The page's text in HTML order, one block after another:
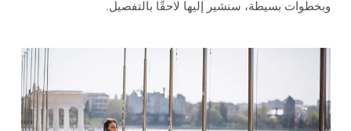
وبخطوات بسيطة، سنشير إليها لاحقًا بالتفصيل.